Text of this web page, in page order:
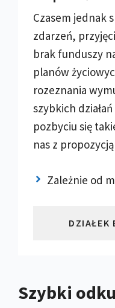
Czasem jednak
zdarzeń,
brak funduszy
planów
rozeznania
szybkich
pozbyciu się
nas z
Zależnie od
DZIAŁEK
Szybki